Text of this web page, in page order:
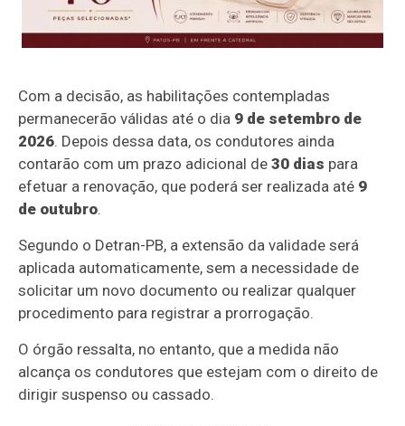
Com a decisão, as habilitações contempladas
permanecerão válidas até o dia 9 de setembro de
2026. Depois dessa data, os condutores ainda
contarão com um prazo adicional de30 dias para
efetuar a renovação, que poderá ser realizada até 9
de outubro.
Segundo o Detran-PB, a extensão da validade será
aplicada automaticamente, sem a necessidade de
solicitar um novo documento ou realizar qualquer
procedimento para registrar a prorrogação.
O órgão ressalta, no entanto, que a medida não
alcança os condutores que estejam com o direito de
dirigir suspenso ou cassado.